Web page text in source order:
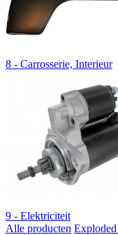
8 - Carrosserie, Interieur
9 - Elektriciteit
Alle producten